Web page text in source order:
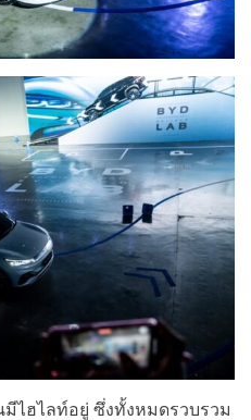
มีไฮไลท์อยู่ ซึ่งทั้งหมดรวบรวม